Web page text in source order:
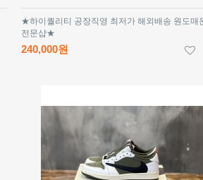
★하이퀄리티 공장직영 최저가 해외배송 원도매
전문샵★
240,000원